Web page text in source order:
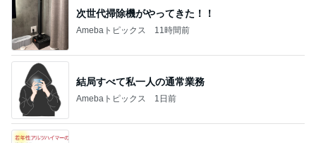
次世代掃除機がやってきた！！
Amebaトピックス 11時間前
結局すべて私一人の通常業務
Amebaトピックス 1日前